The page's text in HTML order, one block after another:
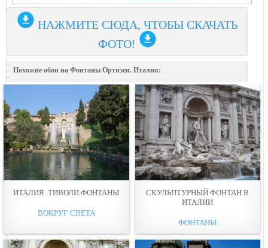
НАЖМИТЕ СЮДА, ЧТОБЫ СКАЧАТЬ
ФОТО!
Похожие обои на Фонтаны Ортизеи. Италия:
ИТАЛИЯ .ТИВОЛИ.ФОНТАНЫ
ВОКРУГ СВЕТА
СКУЛЬПТУРНЫЙ ФОНТАН В
ИТАЛИИ
ФОНТАНЫ